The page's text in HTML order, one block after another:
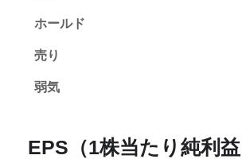
ホールド
売り
弱気
EPS（1株当たり純利益